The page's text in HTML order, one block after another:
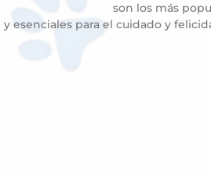
son los más
y esenciales para el cuidado y